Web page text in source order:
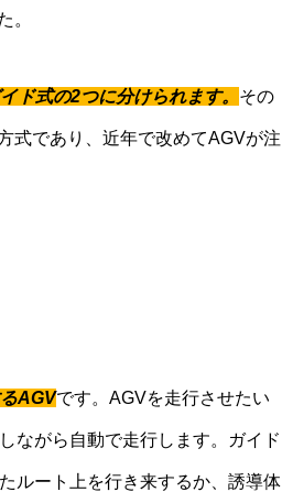
。
ド式の2つに分けられます。 その
式であり、近年で改めてAGVが注
AGVです。AGVを走行させたい
ながら自動で走行します。ガイド
ルート上を行き来するか、誘導体